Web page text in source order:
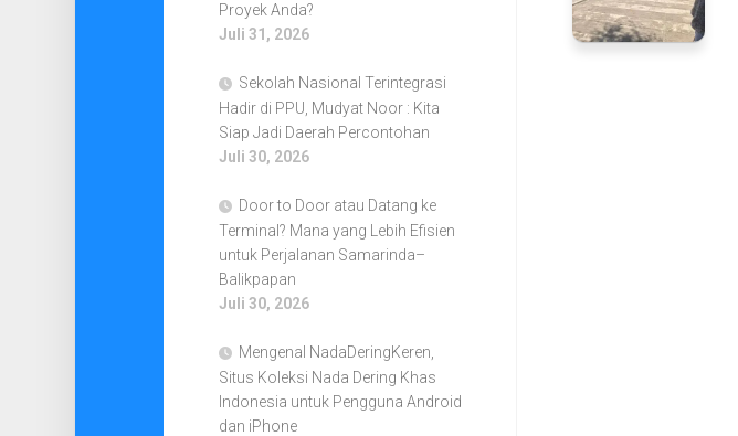
Proyek Anda?
Juli 31, 2026
Sekolah Nasional Terintegrasi
Hadir di PPU, Mudyat Noor : Kita
Siap Jadi Daerah Percontohan
Juli 30, 2026
Door to Door atau Datang ke
Terminal? Mana yang Lebih Efisien
untuk Perjalanan Samarinda–
Balikpapan
Juli 30, 2026
Mengenal NadaDeringKeren,
Situs Koleksi Nada Dering Khas
Indonesia untuk Pengguna Android
dan iPhone